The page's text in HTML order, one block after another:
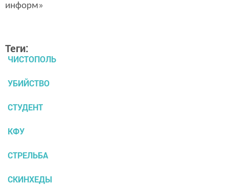
информ»
Теги:
ЧИСТОПОЛЬ
УБИЙСТВО
СТУДЕНТ
КФУ
СТРЕЛЬБА
СКИНХЕДЫ